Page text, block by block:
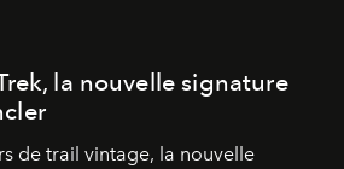
la nouvelle signature
de trail vintage, la nouvelle